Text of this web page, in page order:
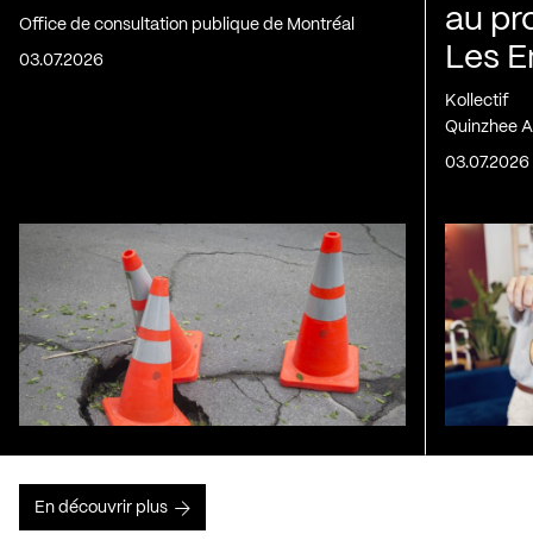
Office de consultation publique de Montréal
03.07.2026
au
Les
Kollectif
Quinzhee
03.07.2026
En découvrir plus